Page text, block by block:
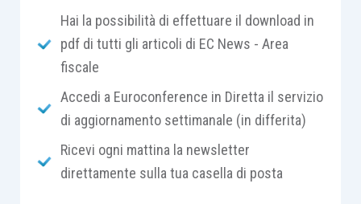
In particolare, la principale questione aperta
riguardava lanatura “finanziaria” o di reddito da
lavoro dipendente dei predetti proventi
Il duplice ruolo rivestito dalmanager(titolare di
reddito da lavoro dipendente, assimilato o
autonomo), che cumulasse anche la posizione di
azionista (o quotista) della società, ha infatti
Hai la possibilità di effettuare il download in
pdf di tutti gli articoli di EC News - Area
fiscale
Accedi a Euroconference in Diretta il servizio
di aggiornamento settimanale (in differita)
Ricevi ogni mattina la newsletter
direttamente sulla tua casella di posta